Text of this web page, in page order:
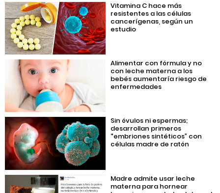
Vitamina C hace más
resistentes a las células
cancerígenas, según un
estudio
Alimentar con fórmula y no
con leche materna a los
bebés aumentaría riesgo de
enfermedades
Sin óvulos ni espermas;
desarrollan primeros
“embriones sintéticos” con
células madre de ratón
Madre admite usar leche
materna para hornear